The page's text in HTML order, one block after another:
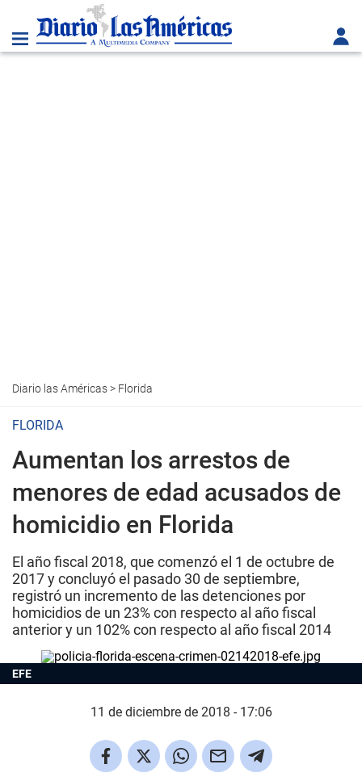
Diario las Américas> Florida
FLORIDA
Aumentan los arrestos de
menores de edad acusados de
homicidio en Florida
El año fiscal 2018, que comenzó el 1 de octubre de
2017 y concluyó el pasado 30 de septiembre,
registró un incremento de las detenciones por
homicidios de un 23% con respecto al año fiscal
anterior y un 102% con respecto al año fiscal 2014
EFE
11 de diciembre de 2018 - 17:06